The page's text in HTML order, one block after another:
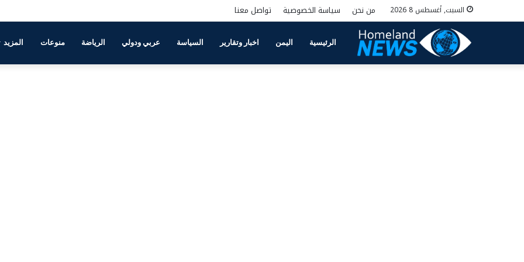
السبت, أغسطس 8 2026 من نحن سياسة الخصوصية تواصل معنا
الرئيسية اليمن اخبار وتقارير السياسة عربي ودولي الرياضة منوعات المزيد